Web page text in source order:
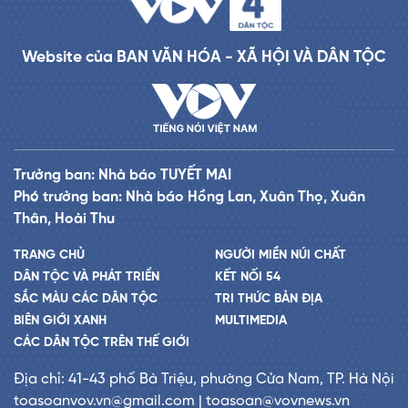
Website của BAN VĂN HÓA - XÃ HỘI VÀ DÂN TỘC
Trưởng ban: Nhà báo TUYẾT MAI
Phó trưởng ban: Nhà báo Hồng Lan, Xuân Thọ, Xuân
Thân, Hoài Thu
TRANG CHỦ
DÂN TỘC VÀ PHÁT TRIỂN
SẮC MÀU CÁC DÂN TỘC
BIÊN GIỚI XANH
CÁC DÂN TỘC TRÊN THẾ GIỚI
NGƯỜI MIỀN NÚI CHẤT
KẾT NỐI 54
TRI THỨC BẢN ĐỊA
MULTIMEDIA
Địa chỉ: 41-43 phố Bà Triệu, phường Cửa Nam, TP. Hà Nội
toasoanvov.vn@gmail.com | toasoan@vovnews.vn